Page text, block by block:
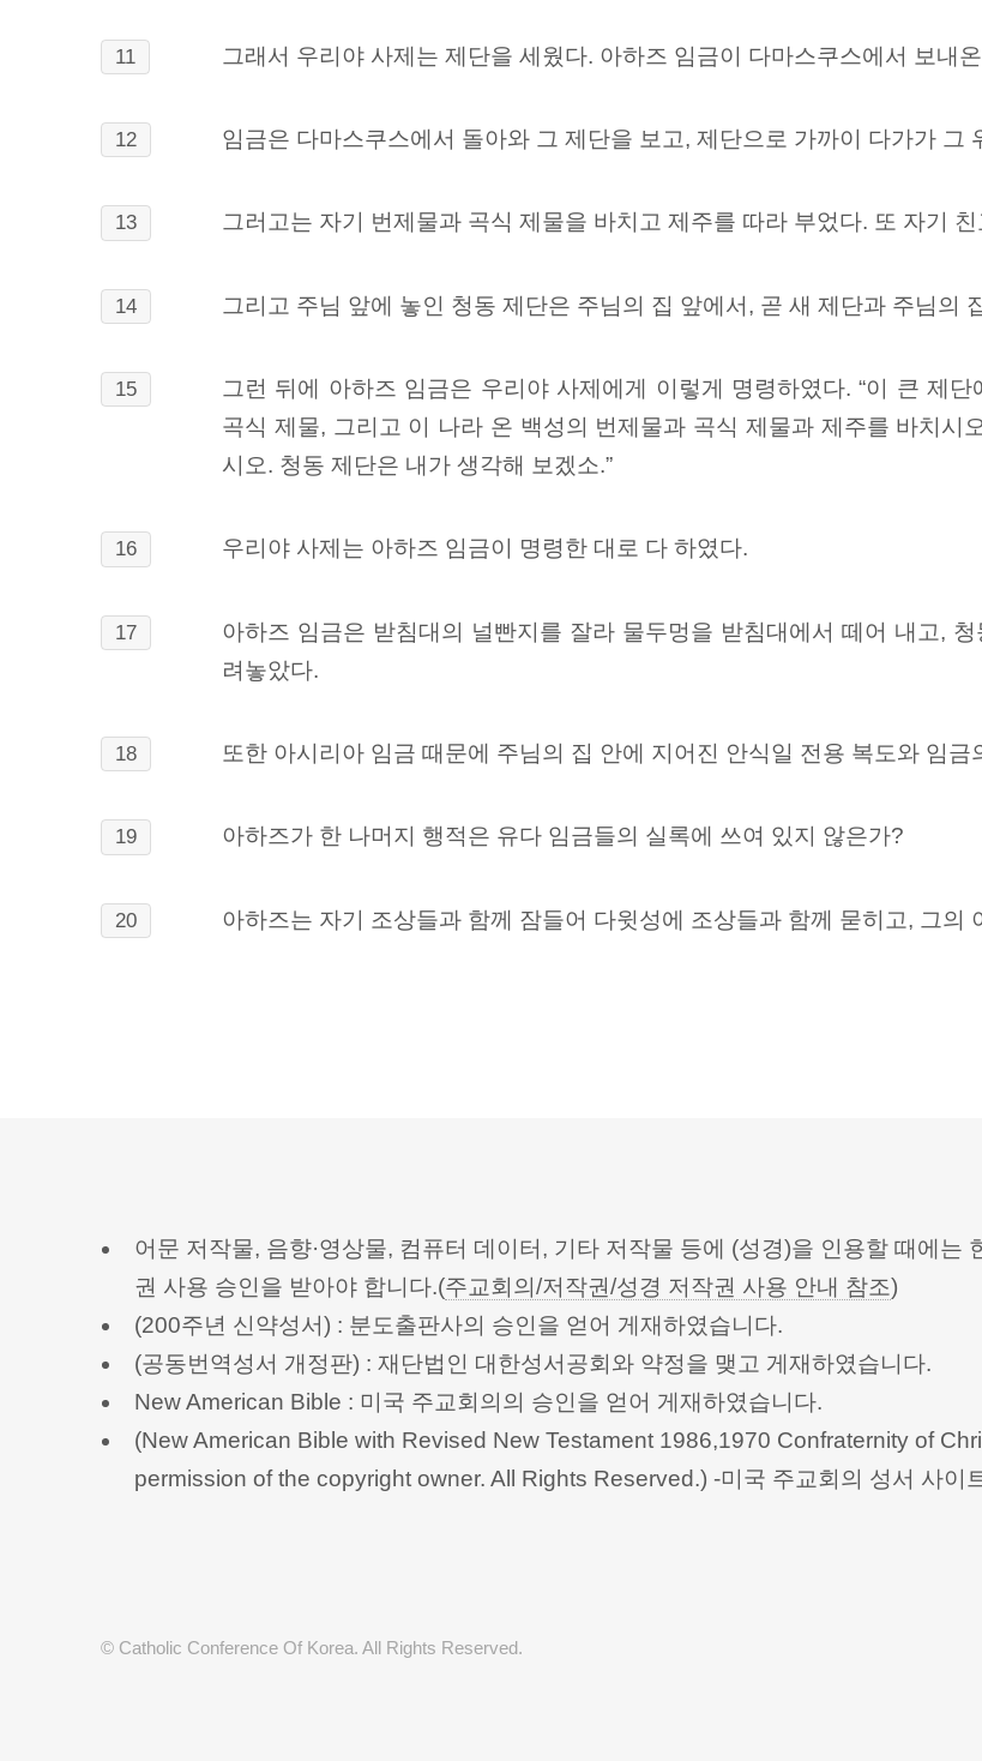
11 그래서 우리야 사제는 제단을 세웠다. 아하즈 임금이 다마스쿠스에서 보내
12 임금은 다마스쿠스에서 돌아와 그 제단을 보고, 제단으로 가까이 다가가 그
13 그러고는 자기 번제물과 곡식 제물을 바치고 제주를 따라 부었다. 또 자기
14 그리고 주님 앞에 놓인 청동 제단은 주님의 집 앞에서, 곧 새 제단과 주님의
15 그런 뒤에 아하즈 임금은 우리야 사제에게 이렇게 명령하였다. “이 큰 제단
곡식 제물, 그리고 이 나라 온 백성의 번제물과 곡식 제물과 제주를 바치시
시오. 청동 제단은 내가 생각해 보겠소.”
16 우리야 사제는 아하즈 임금이 명령한 대로 다 하였다.
17
아하즈 임금은 받침대의 널빤지를 잘라 물두멍을 받침대에서 떼어 내고,
려놓았다.
18 또한 아시리아 임금 때문에 주님의 집 안에 지어진 안식일 전용 복도와 임금
19 아하즈가 한 나머지 행적은 유다 임금들의 실록에 쓰여 있지 않은가?
20 아하즈는 자기 조상들과 함께 잠들어 다윗성에 조상들과 함께 묻히고, 그의
어문 저작물, 음향·영상물, 컴퓨터 데이터, 기타 저작물 등에 (성경)을 인용할 때에는
권 사용 승인을 받아야 합니다.(주교회의/저작권/성경 저작권 사용 안내 참조)
(200주년 신약성서) : 분도출판사의 승인을 얻어 게재하였습니다.
(공동번역성서 개정판) : 재단법인 대한성서공회와 약정을 맺고 게재하였습니다.
New American Bible : 미국 주교회의의 승인을 얻어 게재하였습니다.
(New American Bible with Revised New Testament 1986,1970 Confraternity of
permission of the copyright owner. All Rights Reserved.) -미국 주교회의 성서 사이
© Catholic Conference Of Korea. All Rights Reserved.